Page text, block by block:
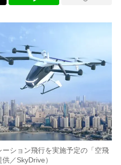
ション飛行を実施予定の「空飛
／SkyDrive）